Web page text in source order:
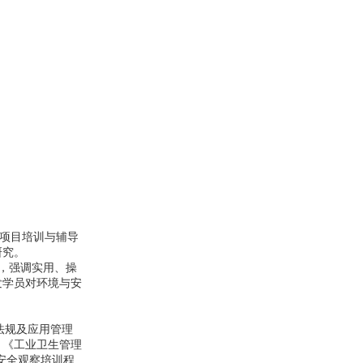
目培训与辅导
。
强调实用、操
员对环境与安
规及应用管理
工业卫生管理
全观察培训程